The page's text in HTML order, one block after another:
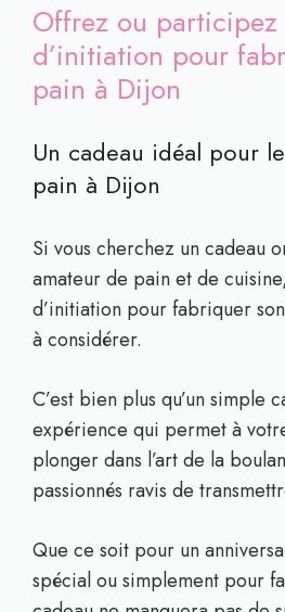
Offrez ou
d’initiation pour
pain à Dijon
Un cadeau idéal pour
pain à Dijon
Si vous cherchez un cadeau
amateur de pain et de
d’initiation pour fabriquer
à considérer.
C’est bien plus qu’un simple
expérience qui permet à
plonger dans l’art de la
passionnés ravis de
Que ce soit pour un
spécial ou simplement pour